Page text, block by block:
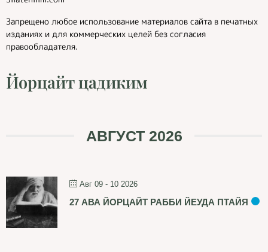
Запрещено любое использование материалов сайта в печатных
изданиях и для коммерческих целей без согласия
правообладателя.
Йорцайт цадиким
АВГУСТ 2026
Авг 09 - 10 2026
27 АВА ЙОРЦАЙТ РАББИ ЙЕУДА ПТАЙЯ